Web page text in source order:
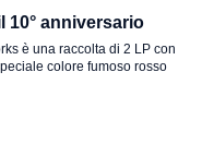
10° anniversario
è una raccolta di 2 LP con
colore fumoso rosso